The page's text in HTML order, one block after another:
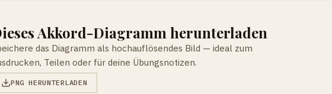
Akkord-Diagramm herunterladen
das Diagramm als hochauflösendes Bild — ideal zum
Teilen oder für deine Übungsnotizen.
PNG HERUNTERLADEN